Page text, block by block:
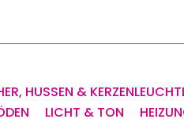
HUSSEN &
LICHT & TON